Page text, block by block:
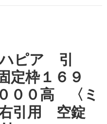
ピア 引
定枠１６９
００高 〈ミ
引用 空錠